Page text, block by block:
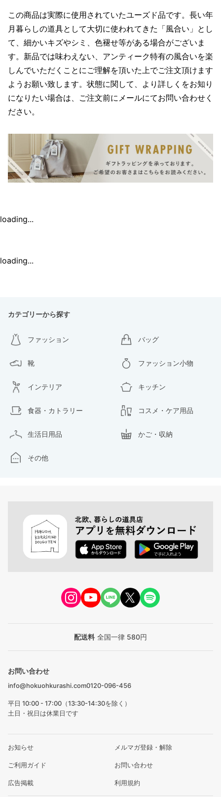
この商品は実際に使用されていたユーズド品です。長い年
月暮らしの道具として大切に使われてきた「風合い」とし
て、細かいキズやシミ、色褪せ等がある場合がございま
す。新品では味わえない、アンティーク特有の風合いを楽
しんでいただくことにご理解を頂いた上でご注文頂けます
ようお願い致します。状態に関して、より詳しくをお知り
になりたい場合は、ご注文前にメールにてお問い合わせく
ださい。
loading...
loading...
カテゴリーから探す
ファッション バッグ
靴 ファッション小物
インテリア キッチン
食器・カトラリー コスメ・ケア用品
生活日用品 かご・収納
その他
配送料 全国一律 580円
お問い合わせ
info@hokuohkurashi.com0120-096-456
平日 10:00 - 17:00（13:30-14:30を除く）
土日・祝日は休業日です
お知らせ メルマガ登録・解除
ご利用ガイド お問い合わせ
広告掲載 利用規約